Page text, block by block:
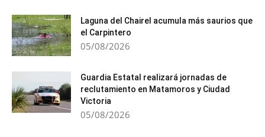
Laguna del Chairel acumula más saurios que
el Carpintero
05/08/2026
Guardia Estatal realizará jornadas de
reclutamiento en Matamoros y Ciudad
Victoria
05/08/2026